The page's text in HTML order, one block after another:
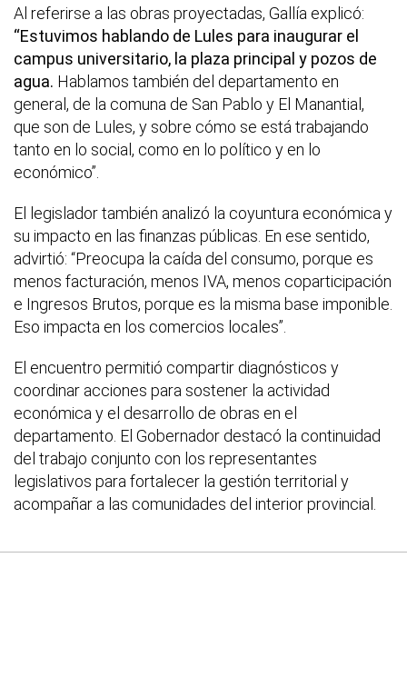
Al referirse a las obras proyectadas, Gallía explicó:
“Estuvimos hablando de Lules para inaugurar el
campus universitario, la plaza principal y pozos de
agua. Hablamos también del departamento en
general, de la comuna de San Pablo y El Manantial,
que son de Lules, y sobre cómo se está trabajando
tanto en lo social, como en lo político y en lo
económico”.
El legislador también analizó la coyuntura económica y
su impacto en las finanzas públicas. En ese sentido,
advirtió: “Preocupa la caída del consumo, porque es
menos facturación, menos IVA, menos coparticipación
e Ingresos Brutos, porque es la misma base imponible.
Eso impacta en los comercios locales”.
El encuentro permitió compartir diagnósticos y
coordinar acciones para sostener la actividad
económica y el desarrollo de obras en el
departamento. El Gobernador destacó la continuidad
del trabajo conjunto con los representantes
legislativos para fortalecer la gestión territorial y
acompañar a las comunidades del interior provincial.